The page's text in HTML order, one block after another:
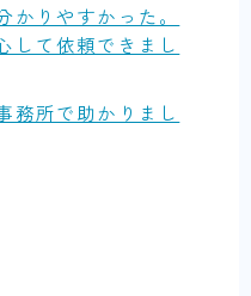
りやすかった。
して依頼できまし
務所で助かりまし